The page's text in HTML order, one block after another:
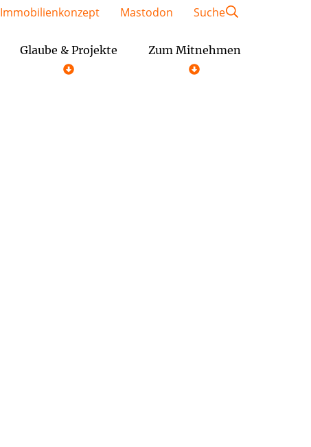
Glaube & Projekte Zum Mitnehmen
Immobilienkonzept Mastodon Suche